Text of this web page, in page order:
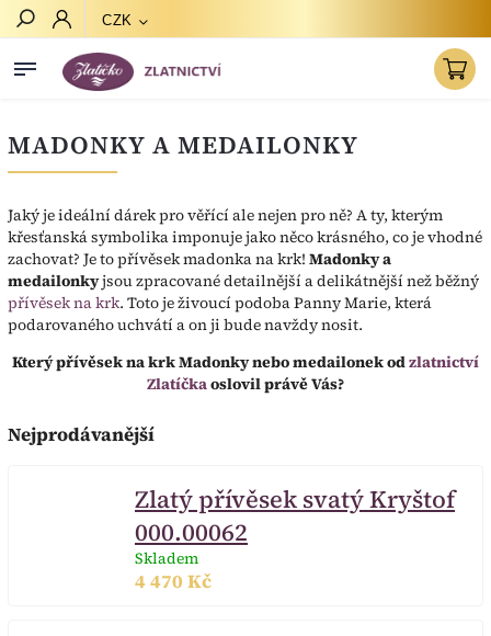
CZK
MADONKY A MEDAILONKY
Jaký je ideální dárek pro věřící ale nejen pro ně? A ty, kterým
křesťanská symbolika imponuje jako něco krásného, co je vhodné
zachovat? Je to přívěsek madonka na krk! Madonky a
medailonkyjsou zpracované detailnější a delikátnější než běžný
přívěsek na krk. Toto je živoucí podoba Panny Marie, která
podarovaného uchvátí a on ji bude navždy nosit.
Který přívěsek na krk Madonky nebo medailonek odzlatnictví
Zlatíčkaoslovil právě Vás?
Nejprodávanější
Zlatý přívěsek svatý Kryštof
000.00062
Skladem
4 470 Kč